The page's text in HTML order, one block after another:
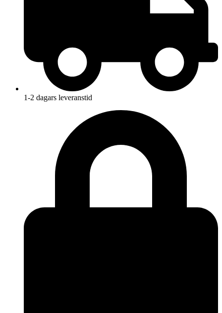
1-2 dagars leveranstid